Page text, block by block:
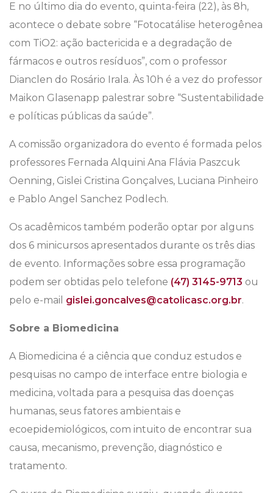
E no último dia do evento, quinta-feira (22), às 8h,
acontece o debate sobre “Fotocatálise heterogênea
com TiO2: ação bactericida e a degradação de
fármacos e outros resíduos”, com o professor
Dianclen do Rosário Irala. Às 10h é a vez do professor
Maikon Glasenapp palestrar sobre “Sustentabilidade
e políticas públicas da saúde”.
A comissão organizadora do evento é formada pelos
professores Fernada Alquini Ana Flávia Paszcuk
Oenning, Gislei Cristina Gonçalves, Luciana Pinheiro
e Pablo Angel Sanchez Podlech.
Os acadêmicos também poderão optar por alguns
dos 6 minicursos apresentados durante os três dias
de evento. Informações sobre essa programação
podem ser obtidas pelo telefone (47) 3145-9713 ou
pelo e-mail gislei.goncalves@catolicasc.org.br.
Sobre a Biomedicina
A Biomedicina é a ciência que conduz estudos e
pesquisas no campo de interface entre biologia e
medicina, voltada para a pesquisa das doenças
humanas, seus fatores ambientais e
ecoepidemiológicos, com intuito de encontrar sua
causa, mecanismo, prevenção, diagnóstico e
tratamento.